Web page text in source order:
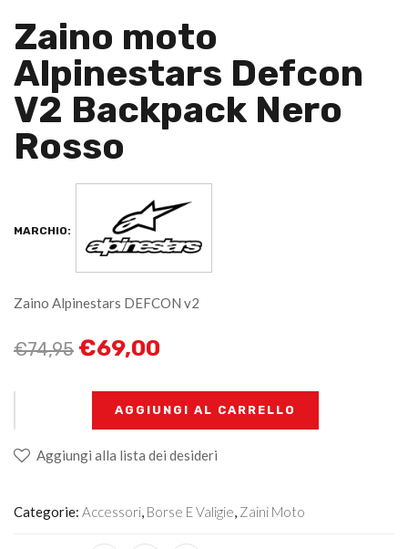
Zaino moto
Alpinestars Defcon
V2 Backpack Nero
Rosso
MARCHIO:
Zaino Alpinestars DEFCON v2
€74,95 €69,00
AGGIUNGI AL CARRELLO
Aggiungi alla lista dei desideri
Categorie: Accessori, Borse E Valigie, Zaini Moto